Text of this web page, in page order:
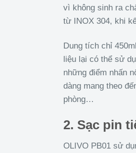
vì không sinh ra
từ INOX 304, khi
Dung tích chỉ
liệu lại có thể sử
những điểm nhấn
dàng mang theo
phòng…
2. Sạc pin
OLIVO PB01 sử